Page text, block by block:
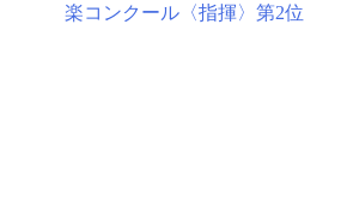
稿
楽コンクール〈指揮〉第2位